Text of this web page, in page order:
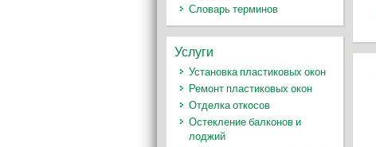
Словарь терминов
Услуги
Установка пластиковых окон
Ремонт пластиковых окон
Отделка откосов
Остекление балконов и
лоджий